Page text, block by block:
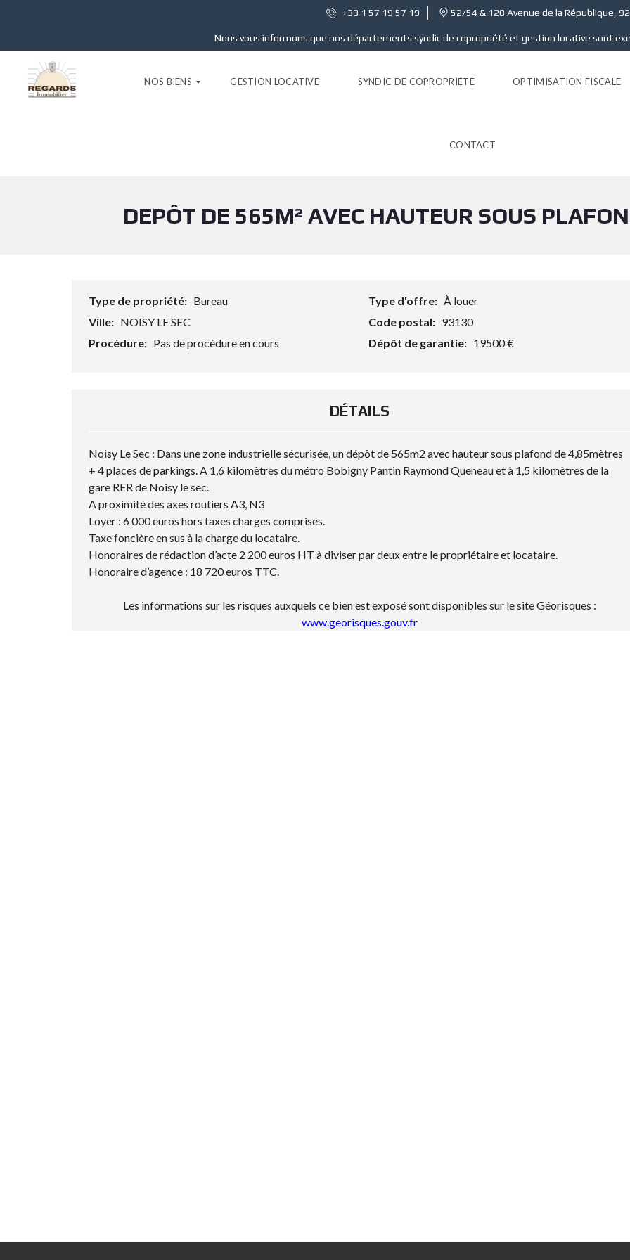
+33 1 57 19 57 19 52/54 & 128 Avenue de la République,
Nous vous informons que nos départements syndic de copropriété et gestion locative sont
NOS BIENS
I
N
T
E
S
GESTION LOCATIVE SYNDIC DE COPROPRIÉTÉ OPTIMISATION FISCALE
CONTACT
DEPÔT DE 565M² AVEC HAUTEUR SOUS
Type de propriété: Bureau Type d'offre: À louer
Ville: NOISY LE SEC Code postal: 93130
Procédure: Pas de procédure en cours Dépôt de garantie: 19500 €
DÉTAILS
Noisy Le Sec : Dans une zone industrielle sécurisée, un dépôt de 565m2 avec hauteur sous plafond de 4,85mètres
+ 4 places de parkings. A 1,6 kilomètres du métro Bobigny Pantin Raymond Queneau et à 1,5 kilomètres de la
gare RER de Noisy le sec.
A proximité des axes routiers A3, N3
Loyer : 6 000 euros hors taxes charges comprises.
Taxe foncière en sus à la charge du locataire.
Honoraires de rédaction d’acte 2 200 euros HT à diviser par deux entre le propriétaire et locataire.
Honoraire d’agence : 18 720 euros TTC.
Les informations sur les risques auxquels ce bien est exposé sont disponibles sur le site Géorisques :
www.georisques.gouv.fr